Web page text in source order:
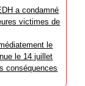
a condamné
victimes de
le
le 14 juillet
conséquences